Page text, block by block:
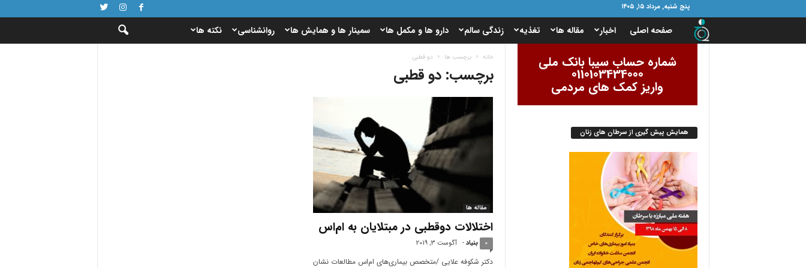
پنج شنبه, مرداد ۱۵, ۱۴۰۵
ا
د
م
و
ر
صفحه اصلی اخبار مقاله ها تغذیه زندگی سالم دارو ها و مکمل ها سمینار ها و همایش ها روانشناسی نکته ها
خانه برچسب ها دو قطبی
برچسب: دو قطبی
مقاله ها
اختلالات دوقطبی در مبتلایان به ام‌اس
بنیاد - آگوست 3, 2019 0
دکتر شکوفه علایی /متخصص بیماری‌های ام‌اس مطالعات نشان
شماره حساب سیبا بانک ملی
0110103434000
واریز کمک های مردمی
همایش پیش گیری از سرطان های زنان